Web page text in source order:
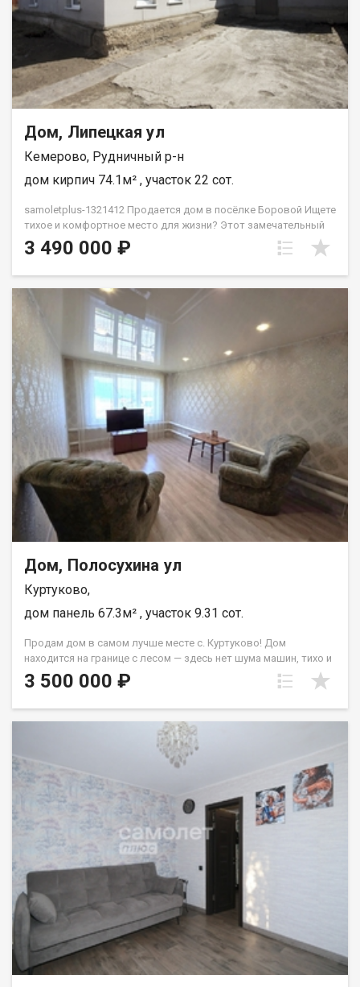
Дом, Липецкая ул
Кемерово, Рудничный р-н
дом кирпич 74.1м² , участок 22 сот.
samoletplus-1321412 Продается дом в посёлке Боровой Ищете
тихое и комфортное место для жизни? Этот замечательный
дом — именно то, что вам нужно! Расположен в живописном
посёлке Боровой, на улице Липецкая, всего в нескольких
участка:22 сотки — простор для сада, огорода, развлечений и
отдыха Общая площадь дома:74,1, светлые и уютные 3
изолированные комнаты Ванная и туалет:есть внутри дома,
обеспечивают комфорт и удобство Дополнительные
удобства: Гараж Баня Погреб Хозяйственные помещения В
пешей доступности школа, детский сад, дом культуры,
магазины, больница. Частично оставляем мебель. Звоните
сейчас и запишитесь на просмотр! Не упустите возможность
стать владельцем этого замечательного дома! Приобретая
это жилье через "Самолет Плюс", Вы получаете: Юридическое
сопровождение Страхование сделки на срок 3 года Помощь с
ипотекой на выгодных условиях Оформление документов без
лишних хлопот Превосходный клиентский сервис Фомина
Марина
3 490 000 ₽
Дом, Полосухина ул
Куртуково,
дом панель 67.3м² , участок 9.31 сот.
Продам дом в самом лучше месте с. Куртуково! Дом
находится на границе с лесом — здесь нет шума машин, тихо и
спокойно. В пяти минутах ходьбы школа. До самого дома
ведёт асфальтированная дорога. Также рядом есть магазины,
изолированные комнаты, раздельный санузел (ванна),
круглогодичная вода в бойлере (80 литров). Стоит
твёрдотопливный котел, в доме очень тепло! Во всем доме
натяжные потолки (кроме одной спальни). Мебель остается
приятным бонусом для новых хозяев. Во дворе есть баня
(требует ремонта), дровник, углярка и гараж. На территории
две теплицы из сотового поликарбоната, посажены вишня,
смородина, малина. Все соседи — доброжелательные и
спокойные. ​​​​​​​До города можно добраться за 30 минут,
регулярно ходят автобусы. Подходит для покупки с помощью
маткапитала и ипотеки! Это идеальное предложение для тех,
кто ценит комфорт, удобство и качество. Реальному
покупателю обоснованный торг. Не упустите возможность
приобрести этот прекрасный дом для вашей семьи. Звоните
нам прямо сейчас и уточняйте все детали сделки. Мы
поможем вам сделать правильный выбор! Назовите при
звонке данный номер объявления - 542419 Номер объекта:
3 500 000 ₽